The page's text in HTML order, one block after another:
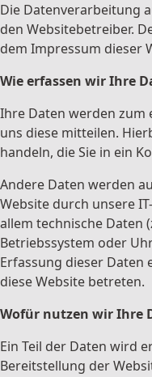
Die Datenverarbeitung
den Websitebetreiber.
dem Impressum dieser
Wie erfassen wir Ihre
Ihre Daten werden zum
uns diese mitteilen.
handeln, die Sie in ein
Andere Daten werden
Website durch unsere
allem technische Daten
Betriebssystem oder
Erfassung dieser Daten
diese Website betreten.
Wofür nutzen wir Ihre
Ein Teil der Daten wird
Bereitstellung der